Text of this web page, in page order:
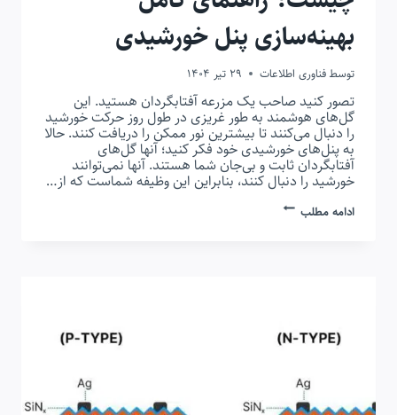
بهینه‌سازی پنل خورشیدی
توسط فناوری اطلاعات 29 تیر 1404
تصور کنید صاحب یک مزرعه آفتابگردان هستید. این
گل‌های هوشمند به طور غریزی در طول روز حرکت خورشید
را دنبال می‌کنند تا بیشترین نور ممکن را دریافت کنند. حالا
به پنل‌های خورشیدی خود فکر کنید؛ آنها گل‌های
آفتابگردان ثابت و بی‌جان شما هستند. آنها نمی‌توانند
خورشید را دنبال کنند، بنابراین این وظیفه شماست که از…
ادامه مطلبزاویه